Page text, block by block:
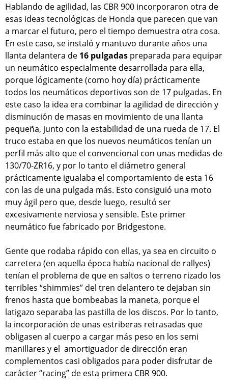
Hablando de agilidad, las CBR 900 incorporaron otra de
esas ideas tecnológicas de Honda que parecen que van
a marcar el futuro, pero el tiempo demuestra otra cosa.
En este caso, se instaló y mantuvo durante años una
llanta delantera de 16 pulgadas preparada para equipar
un neumático especialmente desarrollada para ella,
porque lógicamente (como hoy día) prácticamente
todos los neumáticos deportivos son de 17 pulgadas. En
este caso la idea era combinar la agilidad de dirección y
disminución de masas en movimiento de una llanta
pequeña, junto con la estabilidad de una rueda de 17. El
truco estaba en que los nuevos neumáticos tenían un
perfil más alto que el convencional con unas medidas de
130/70-ZR16, y por lo tanto el diámetro general
prácticamente igualaba el comportamiento de esta 16
con las de una pulgada más. Esto consiguió una moto
muy ágil pero que, desde luego, resultó ser
excesivamente nerviosa y sensible. Este primer
neumático fue fabricado por Bridgestone.
Gente que rodaba rápido con ellas, ya sea en circuito o
carretera (en aquella época había nacional de rallyes)
tenían el problema de que en saltos o terreno rizado los
terribles “shimmies” del tren delantero te dejaban sin
frenos hasta que bombeabas la maneta, porque el
latigazo separaba las pastilla de los discos. Por lo tanto,
la incorporación de unas estriberas retrasadas que
obligasen al cuerpo a cargar más peso en los semi
manillares y el amortiguador de dirección eran
complementos casi obligados para poder disfrutar de
carácter “racing” de esta primera CBR 900.